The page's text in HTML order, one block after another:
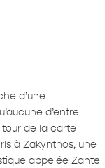
d’une
d’entre
tour de la carte
à Zakynthos, une
appelée Zante